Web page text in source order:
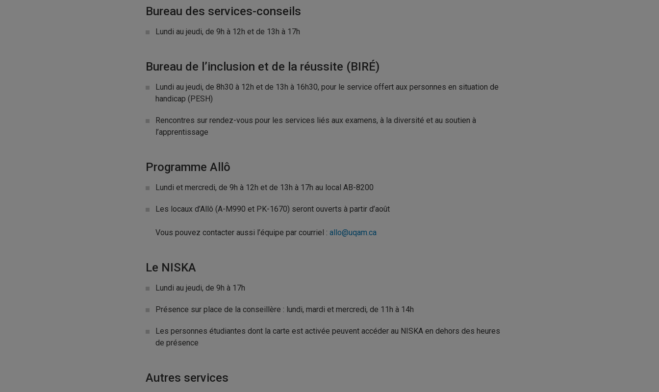
Bureau des services-conseils
Lundi au jeudi, de 9h à 12h et de 13h à 17h
Bureau de l’inclusion et de la réussite (BIRÉ)
Lundi au jeudi, de 8h30 à 12h et de 13h à 16h30, pour le service offert aux personnes en situation de
handicap (PESH)
Rencontres sur rendez-vous pour les services liés aux examens, à la diversité et au soutien à
l’apprentissage
Programme Allô
Lundi et mercredi, de 9h à 12h et de 13h à 17h au local AB-8200
Les locaux d’Allô (A-M990 et PK-1670) seront ouverts à partir d’août
Vous pouvez contacter aussi l’équipe par courriel : allo@uqam.ca
Le NISKA
Lundi au jeudi, de 9h à 17h
Présence sur place de la conseillère : lundi, mardi et mercredi, de 11h à 14h
Les personnes étudiantes dont la carte est activée peuvent accéder au NISKA en dehors des heures
de présence
Autres services